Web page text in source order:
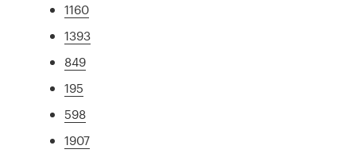
1160
1393
849
195
598
1907